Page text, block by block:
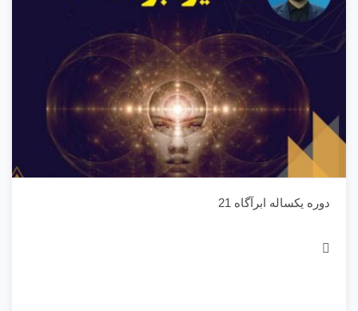
دوره یکساله ابرآگاه 21